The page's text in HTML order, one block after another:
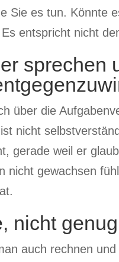
Sie es tun. Könnte
entspricht nicht
sprechen
über die
nicht
gerade weil er
nicht gewachsen
nicht
auch rechnen